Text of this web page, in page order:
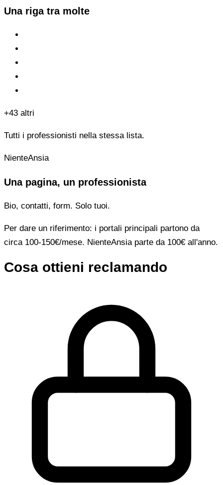
Una riga tra molte
+43 altri
Tutti i professionisti nella stessa lista.
NienteAnsia
Una pagina, un professionista
Bio, contatti, form. Solo tuoi.
Per dare un riferimento: i portali principali partono da
circa 100-150€/mese. NienteAnsia parte da 100€ all'anno.
Cosa ottieni reclamando